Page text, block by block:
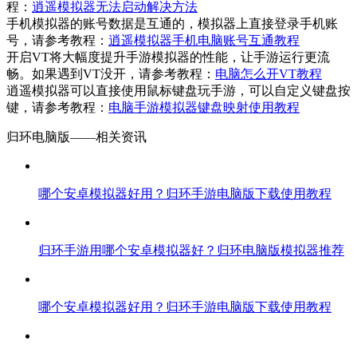
程： 逍遥模拟器无法启动解决方法
手机模拟器的账号数据是互通的，模拟器上直接登录手机账
号，请参考教程： 逍遥模拟器手机电脑账号互通教程
开启VT将大幅度提升手游模拟器的性能，让手游运行更流
畅。如果遇到VT没开，请参考教程： 电脑怎么开VT教程
逍遥模拟器可以直接使用鼠标键盘玩手游，可以自定义键盘按
键，请参考教程： 电脑手游模拟器键盘映射使用教程
归环电脑版——相关资讯
哪个安卓模拟器好用？归环手游电脑版下载使用教程
归环手游用哪个安卓模拟器好？归环电脑版模拟器推荐
哪个安卓模拟器好用？归环手游电脑版下载使用教程